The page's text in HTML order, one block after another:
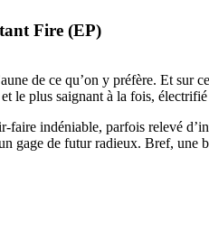
Fire (EP)
de ce qu’on y préfère. Et sur
le plus saignant à la fois,
faire indéniable, parfois relevé
gage de futur radieux. Bref, une